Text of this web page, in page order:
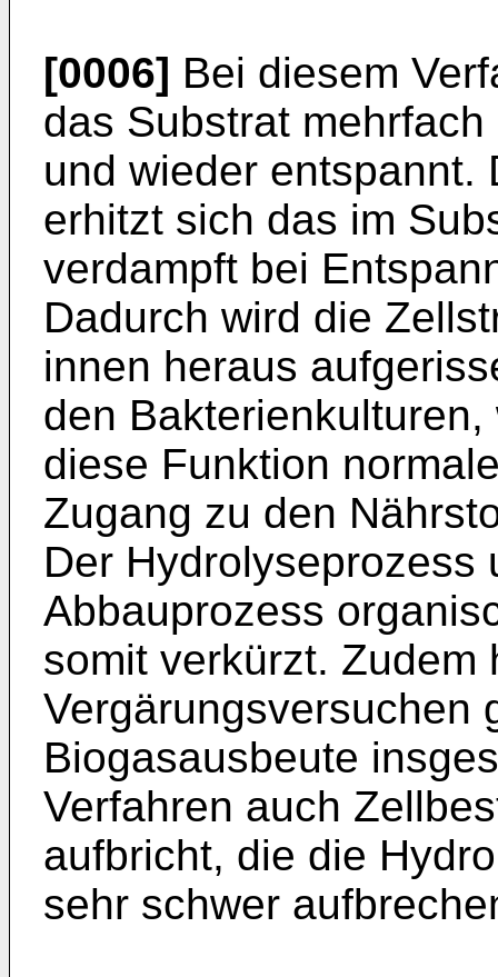
[0006] Bei diesem
das Substrat
und wieder entspannt.
erhitzt sich das im
verdampft bei
Dadurch wird die
innen heraus
den
diese Funktion
Zugang zu den
Der Hydrolyseprozess
Abbauprozess
somit verkürzt. Zudem
Vergärungsversuchen
Biogasausbeute
Verfahren auch
aufbricht, die die
sehr schwer